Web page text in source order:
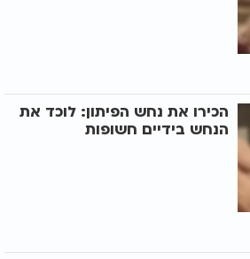
הכירו את נחש הפיתון: לוכד את
הנחש בידיים חשופות